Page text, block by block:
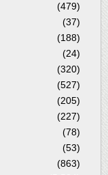
(479)
(37)
(188)
(24)
(320)
(527)
(205)
(227)
(78)
(53)
(863)